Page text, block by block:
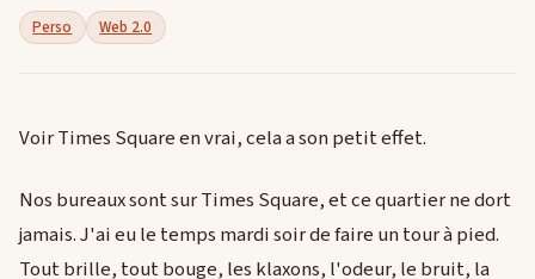
Perso Web 2.0
Voir Times Square en vrai, cela a son petit effet.
Nos bureaux sont sur Times Square, et ce quartier ne dort
jamais. J'ai eu le temps mardi soir de faire un tour à pied.
Tout brille, tout bouge, les klaxons, l'odeur, le bruit, la